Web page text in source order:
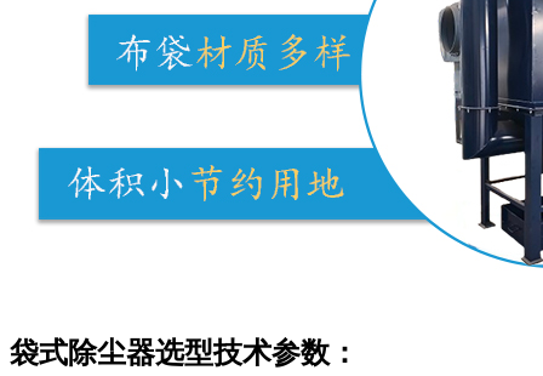
袋式除尘器选型技术参数：